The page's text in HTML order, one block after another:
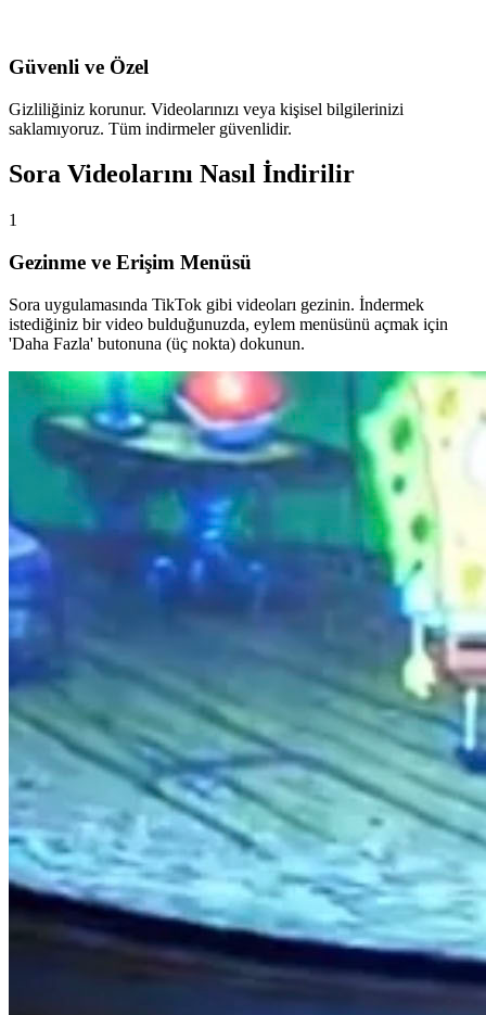
Güvenli ve Özel
Gizliliğiniz korunur. Videolarınızı veya kişisel bilgilerinizi
saklamıyoruz. Tüm indirmeler güvenlidir.
Sora Videolarını Nasıl İndirilir
1
Gezinme ve Erişim Menüsü
Sora uygulamasında TikTok gibi videoları gezinin. İndermek
istediğiniz bir video bulduğunuzda, eylem menüsünü açmak için
'Daha Fazla' butonuna (üç nokta) dokunun.